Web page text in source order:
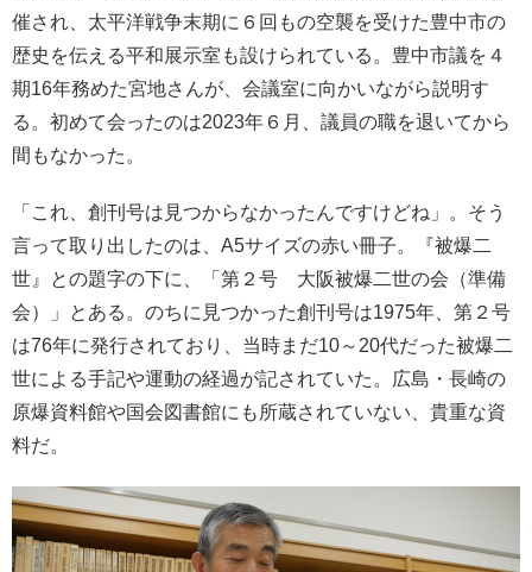
催され、太平洋戦争末期に６回もの空襲を受けた豊中市の
歴史を伝える平和展示室も設けられている。豊中市議を４
期16年務めた宮地さんが、会議室に向かいながら説明す
る。初めて会ったのは2023年６月、議員の職を退いてから
間もなかった。
「これ、創刊号は見つからなかったんですけどね」。そう
言って取り出したのは、A5サイズの赤い冊子。『被爆二
世』との題字の下に、「第２号 大阪被爆二世の会（準備
会）」とある。のちに見つかった創刊号は1975年、第２号
は76年に発行されており、当時まだ10～20代だった被爆二
世による手記や運動の経過が記されていた。広島・長崎の
原爆資料館や国会図書館にも所蔵されていない、貴重な資
料だ。